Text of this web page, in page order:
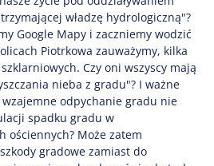
władzę hydrologiczną"?
Google Mapy i zaczniemy wodzić
Piotrkowa zauważymy, kilka
Czy oni wszyscy mają
nieba z gradu"? I ważne
odpychanie gradu nie
spadku gradu w
ościennych? Może zatem
gradowe zamiast do